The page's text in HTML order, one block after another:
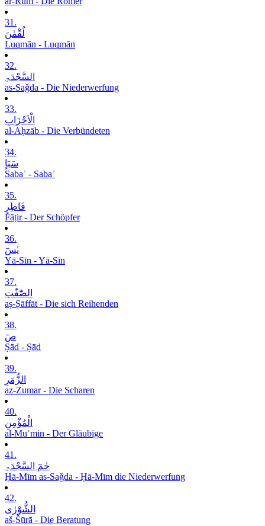
31.
لُقْمٰنَ
Luqmān - Luqmān
32.
السَّجْدَۃِ
as-Saǧda - Die Niederwerfung
33.
الْاَحْزَابِ
al-Aḥzāb - Die Verbündeten
34.
سَبَاٍ
Sabaʾ - Sabaʾ
35.
فَاطِرٍ
Fāṭir - Der Schöpfer
36.
یٰسٓ
Yā-Sīn - Yā-Sīn
37.
الصّٰٓفّٰتِ
aṣ-Ṣāffāt - Die sich Reihenden
38.
صٓ
Ṣād - Ṣād
39.
الزُّمَرِ
az-Zumar - Die Scharen
40.
الْمُؤْمِنِ
al-Muʾmin - Der Gläubige
41.
حٰمٓ السَّجْدَۃِ
Ḥā-Mīm as-Saǧda - Ḥā-Mīm die Niederwerfung
42.
الشُّوْرٰی
aš-Šūrā - Die Beratung